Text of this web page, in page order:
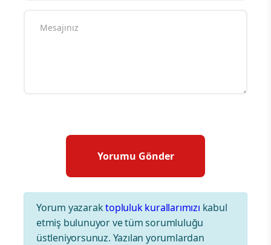
Yorum yazaraktopluluk kurallarımızı kabul
etmiş bulunuyor ve tüm sorumluluğu
üstleniyorsunuz. Yazılan yorumlardan